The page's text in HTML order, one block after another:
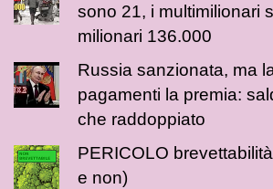
sono 21, i multimilionari
milionari 136.000
Russia sanzionata, ma
pagamenti la premia:
che raddoppiato
PERICOLO
e non)